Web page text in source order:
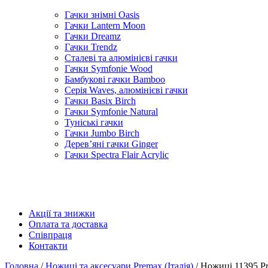
Гачки знімні Oasis
Гачки Lantern Moon
Гачки Dreamz
Гачки Trendz
Сталеві та алюмінієві гачки
Гачки Symfonie Wood
Бамбукові гачки Bamboo
Серія Waves, алюмінієві гачки
Гачки Basix Birch
Гачки Symfonie Natural
Туніські гачки
Гачки Jumbo Birch
Дерев’яні гачки Ginger
Гачки Spectra Flair Acrylic
Акції та знижки
Оплата та доставка
Співпраця
Контакти